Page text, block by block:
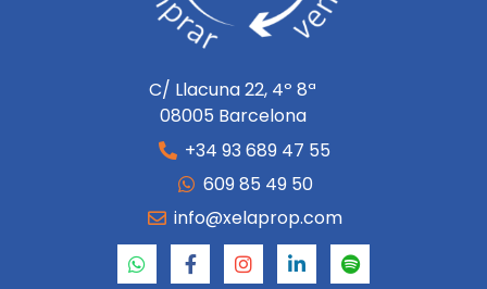
C/ Llacuna 22, 4º 8ª
08005 Barcelona
+34 93 689 47 55
609 85 49 50
info@xelaprop.com